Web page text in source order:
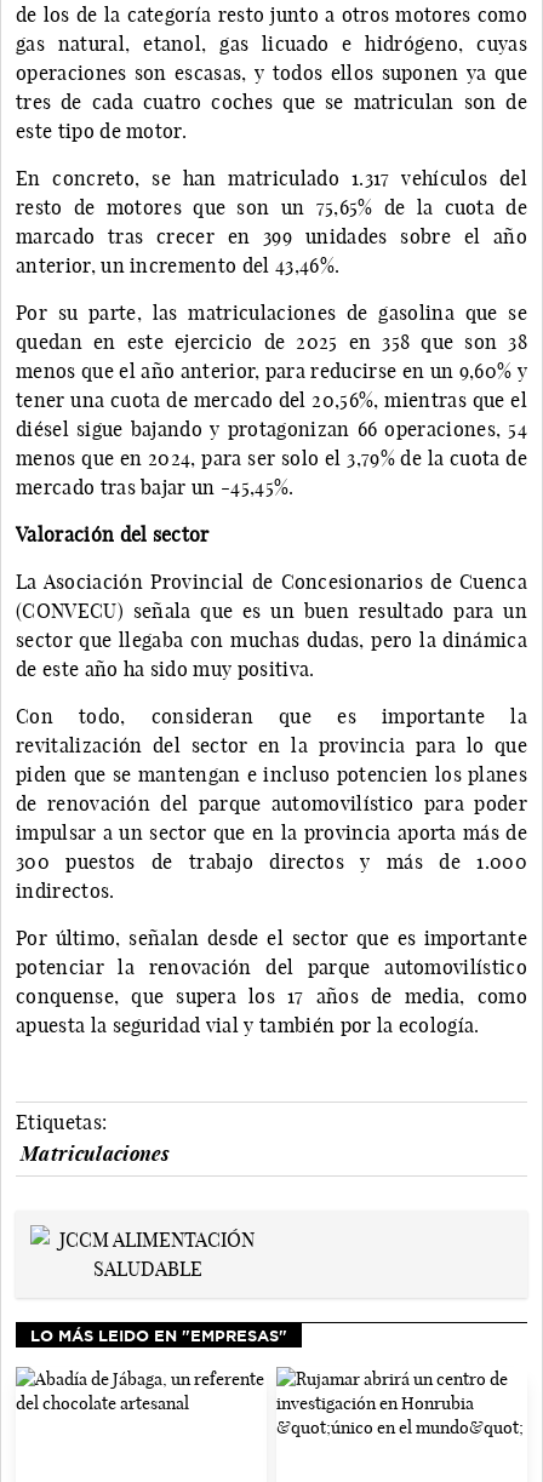
de los de la categoría resto junto a otros motores como
gas natural, etanol, gas licuado e hidrógeno, cuyas
operaciones son escasas, y todos ellos suponen ya que
tres de cada cuatro coches que se matriculan son de
este tipo de motor.
En concreto, se han matriculado 1.317 vehículos del
resto de motores que son un 75,65% de la cuota de
marcado tras crecer en 399 unidades sobre el año
anterior, un incremento del 43,46%.
Por su parte, las matriculaciones de gasolina que se
quedan en este ejercicio de 2025 en 358 que son 38
menos que el año anterior, para reducirse en un 9,60% y
tener una cuota de mercado del 20,56%, mientras que el
diésel sigue bajando y protagonizan 66 operaciones, 54
menos que en 2024, para ser solo el 3,79% de la cuota de
mercado tras bajar un -45,45%.
Valoración del sector
La Asociación Provincial de Concesionarios de Cuenca
(CONVECU) señala que es un buen resultado para un
sector que llegaba con muchas dudas, pero la dinámica
de este año ha sido muy positiva.
Con todo, consideran que es importante la
revitalización del sector en la provincia para lo que
piden que se mantengan e incluso potencien los planes
de renovación del parque automovilístico para poder
impulsar a un sector que en la provincia aporta más de
300 puestos de trabajo directos y más de 1.000
indirectos.
Por último, señalan desde el sector que es importante
potenciar la renovación del parque automovilístico
conquense, que supera los 17 años de media, como
apuesta la seguridad vial y también por la ecología.
Etiquetas:
Matriculaciones
LO MÁS LEIDO EN "EMPRESAS"